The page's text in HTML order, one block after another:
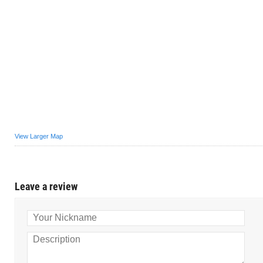
View Larger Map
Leave a review
Your Nickname
Description